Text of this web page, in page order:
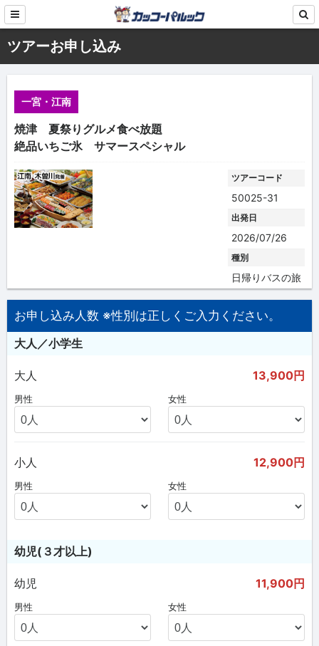
ツアーお申し込み
一宮・江南
焼津 夏祭りグルメ食べ放題
絶品いちご氷 サマースペシャル
ツアーコード
50025-31
出発日
2026/07/26
種別
日帰りバスの旅
お申し込み人数 ※性別は正しくご入力ください。
大人／小学生
大人 13,900円
男性 女性
小人 12,900円
男性 女性
幼児(３才以上)
幼児 11,900円
男性 女性